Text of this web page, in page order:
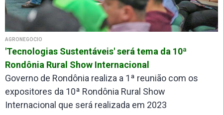
AGRONEGÓCIO
'Tecnologias Sustentáveis' será tema da 10ª
Rondônia Rural Show Internacional
Governo de Rondônia realiza a 1ª reunião com os
expositores da 10ª Rondônia Rural Show
Internacional que será realizada em 2023